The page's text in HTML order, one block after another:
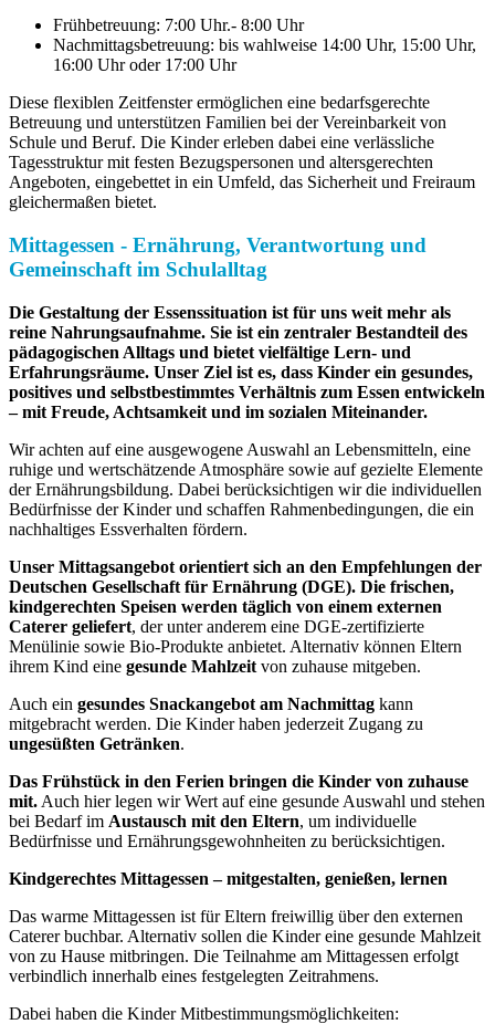
Frühbetreuung: 7:00 Uhr.- 8:00 Uhr
Nachmittagsbetreuung: bis wahlweise 14:00 Uhr, 15:00 Uhr,
16:00 Uhr oder 17:00 Uhr
Diese flexiblen Zeitfenster ermöglichen eine bedarfsgerechte
Betreuung und unterstützen Familien bei der Vereinbarkeit von
Schule und Beruf. Die Kinder erleben dabei eine verlässliche
Tagesstruktur mit festen Bezugspersonen und altersgerechten
Angeboten, eingebettet in ein Umfeld, das Sicherheit und Freiraum
gleichermaßen bietet.
Mittagessen - Ernährung, Verantwortung und
Gemeinschaft im Schulalltag
Die Gestaltung der Essenssituation ist für uns weit mehr als
reine Nahrungsaufnahme. Sie ist ein zentraler Bestandteil des
pädagogischen Alltags und bietet vielfältige Lern- und
Erfahrungsräume. Unser Ziel ist es, dass Kinder ein gesundes,
positives und selbstbestimmtes Verhältnis zum Essen entwickeln
– mit Freude, Achtsamkeit und im sozialen Miteinander.
Wir achten auf eine ausgewogene Auswahl an Lebensmitteln, eine
ruhige und wertschätzende Atmosphäre sowie auf gezielte Elemente
der Ernährungsbildung. Dabei berücksichtigen wir die individuellen
Bedürfnisse der Kinder und schaffen Rahmenbedingungen, die ein
nachhaltiges Essverhalten fördern.
Unser Mittagsangebot orientiert sich an den Empfehlungen der
Deutschen Gesellschaft für Ernährung (DGE). Die frischen,
kindgerechten Speisen werden täglich von einem externen
Caterer geliefert, der unter anderem eine DGE-zertifizierte
Menülinie sowie Bio-Produkte anbietet. Alternativ können Eltern
ihrem Kind eine gesunde Mahlzeit von zuhause mitgeben.
Auch ein gesundes Snackangebot am Nachmittag kann
mitgebracht werden. Die Kinder haben jederzeit Zugang zu
ungesüßten Getränken.
Das Frühstück in den Ferien bringen die Kinder von zuhause
mit. Auch hier legen wir Wert auf eine gesunde Auswahl und stehen
bei Bedarf im Austausch mit den Eltern, um individuelle
Bedürfnisse und Ernährungsgewohnheiten zu berücksichtigen.
Kindgerechtes Mittagessen – mitgestalten, genießen, lernen
Das warme Mittagessen ist für Eltern freiwillig über den externen
Caterer buchbar. Alternativ sollen die Kinder eine gesunde Mahlzeit
von zu Hause mitbringen. Die Teilnahme am Mittagessen erfolgt
verbindlich innerhalb eines festgelegten Zeitrahmens.
Dabei haben die Kinder Mitbestimmungsmöglichkeiten: